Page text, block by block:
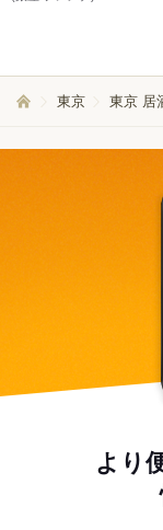
東京 東京 居
より